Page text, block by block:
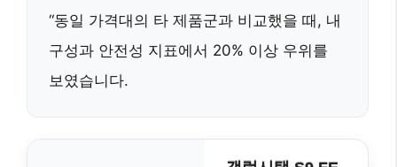
“동일 가격대의 타 제품군과 비교했을 때, 내
구성과 안전성 지표에서 20% 이상 우위를
보였습니다.